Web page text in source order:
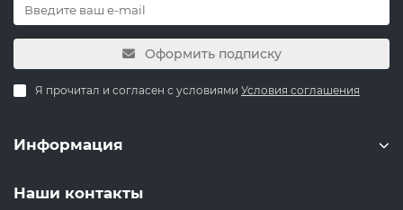
Оформить подписку
Я прочитал и согласен с условиями Условия соглашения
Информация
Наши контакты